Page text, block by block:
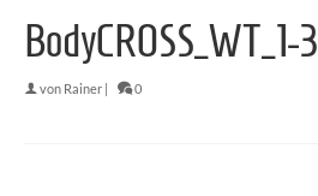
BodyCROSS_WT_1-3
von Rainer | 0